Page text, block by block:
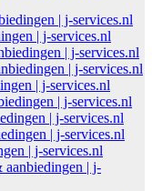
| j-services.nl
| j-services.nl
| j-services.nl
| j-services.nl
| j-services.nl
| j-services.nl
| j-services.nl
| j-services.nl
| j-services.nl
| j-